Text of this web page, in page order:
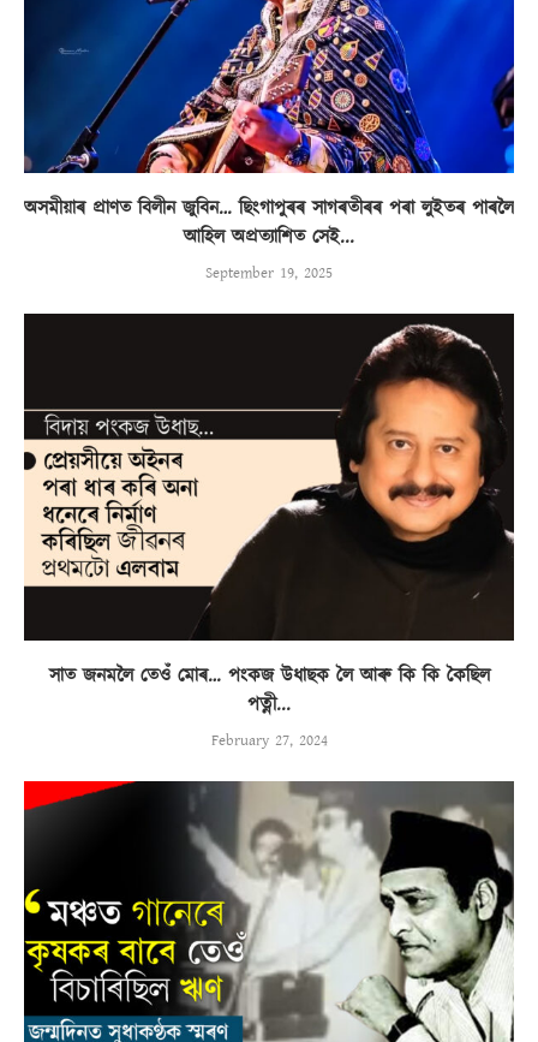
অসমীয়াৰ প্ৰাণত বিলীন জুবিন… ছিংগাপুৰৰ সাগৰতীৰৰ পৰা লুইতৰ পাৰলৈ
আহিল অপ্ৰত্যাশিত সেই...
September 19, 2025
সাত জনমলৈ তেওঁ মোৰ… পংকজ উধাছক লৈ আৰু কি কি কৈছিল
পত্নী...
February 27, 2024